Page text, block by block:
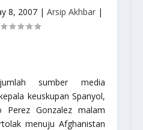
8, 2007| Arsip Akhbar|
sumber media
keuskupan Spanyol,
Perez Gonzalez malam
menuju Afghanistan